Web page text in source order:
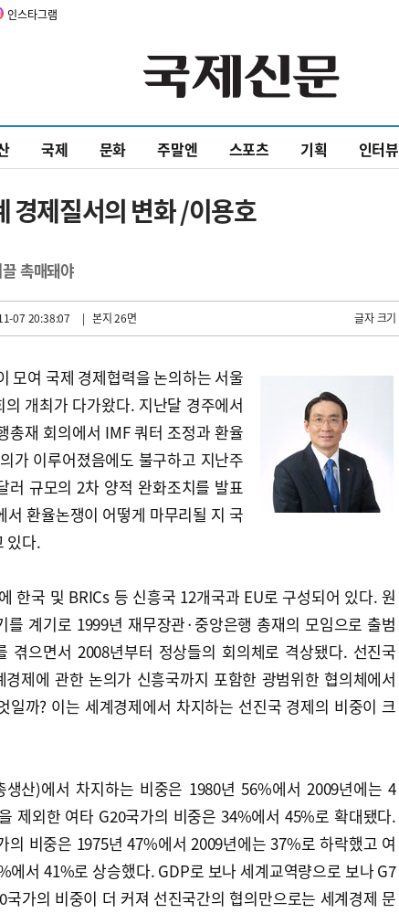
인스타그램
국제 문화 주말엔 스포츠 기획 인터뷰
경제질서의 변화 /이용호
촉매돼야
07 20:38:07 | 본지 26면 글자 크기
모여 국제 경제협력을 논의하는 서울
개최가 다가왔다. 지난달 경주에서
총재 회의에서 IMF 쿼터 조정과 환율
가 이루어졌음에도 불구하고 지난주
러 규모의 2차 양적 완화조치를 발표
서 환율논쟁이 어떻게 마무리될 지 국
있다.
한국 및 BRICs 등 신흥국 12개국과 EU로 구성되어 있다. 원
를 계기로 1999년 재무장관·중앙은행 총재의 모임으로 출범
겪으면서 2008년부터 정상들의 회의체로 격상됐다. 선진국
제에 관한 논의가 신흥국까지 포함한 광범위한 협의체에서
일까? 이는 세계경제에서 차지하는 선진국 경제의 비중이 크
생산)에서 차지하는 비중은 1980년 56%에서 2009년에는 4
제외한 여타 G20국가의 비중은 34%에서 45%로 확대됐다.
의 비중은 1975년 47%에서 2009년에는 37%로 하락했고 여
에서 41%로 상승했다. GDP로 보나 세계교역량으로 보나 G7
가의 비중이 더 커져 선진국간의 협의만으로는 세계경제 문